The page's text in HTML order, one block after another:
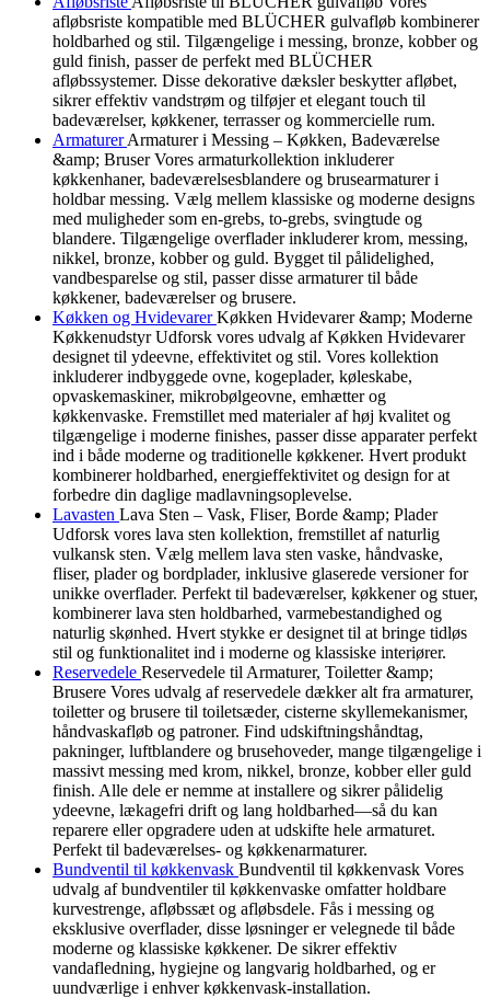
afløbsriste kompatible med BLÜCHER gulvafløb kombinerer
holdbarhed og stil. Tilgængelige i messing, bronze, kobber og
guld finish, passer de perfekt med BLÜCHER
afløbssystemer. Disse dekorative dæksler beskytter afløbet,
sikrer effektiv vandstrøm og tilføjer et elegant touch til
badeværelser, køkkener, terrasser og kommercielle rum.
ArmaturerArmaturer i Messing – Køkken, Badeværelse
&amp; Bruser Vores armaturkollektion inkluderer
køkkenhaner, badeværelsesblandere og brusearmaturer i
holdbar messing. Vælg mellem klassiske og moderne designs
med muligheder som en-grebs, to-grebs, svingtude og
blandere. Tilgængelige overflader inkluderer krom, messing,
nikkel, bronze, kobber og guld. Bygget til pålidelighed,
vandbesparelse og stil, passer disse armaturer til både
køkkener, badeværelser og brusere.
Køkken og HvidevarerKøkken Hvidevarer &amp; Moderne
Køkkenudstyr Udforsk vores udvalg af Køkken Hvidevarer
designet til ydeevne, effektivitet og stil. Vores kollektion
inkluderer indbyggede ovne, kogeplader, køleskabe,
opvaskemaskiner, mikrobølgeovne, emhætter og
køkkenvaske. Fremstillet med materialer af høj kvalitet og
tilgængelige i moderne finishes, passer disse apparater perfekt
ind i både moderne og traditionelle køkkener. Hvert produkt
kombinerer holdbarhed, energieffektivitet og design for at
forbedre din daglige madlavningsoplevelse.
Lavasten Lava Sten – Vask, Fliser, Borde &amp; Plader
Udforsk vores lava sten kollektion, fremstillet af naturlig
vulkansk sten. Vælg mellem lava sten vaske, håndvaske,
fliser, plader og bordplader, inklusive glaserede versioner for
unikke overflader. Perfekt til badeværelser, køkkener og stuer,
kombinerer lava sten holdbarhed, varmebestandighed og
naturlig skønhed. Hvert stykke er designet til at bringe tidløs
stil og funktionalitet ind i moderne og klassiske interiører.
Reservedele Reservedele til Armaturer, Toiletter &amp;
Brusere Vores udvalg af reservedele dækker alt fra armaturer,
toiletter og brusere til toiletsæder, cisterne skyllemekanismer,
håndvaskafløb og patroner. Find udskiftningshåndtag,
pakninger, luftblandere og brusehoveder, mange tilgængelige i
massivt messing med krom, nikkel, bronze, kobber eller guld
finish. Alle dele er nemme at installere og sikrer pålidelig
ydeevne, lækagefri drift og lang holdbarhed—så du kan
reparere eller opgradere uden at udskifte hele armaturet.
Perfekt til badeværelses- og køkkenarmaturer.
Bundventil til køkkenvask Bundventil til køkkenvask Vores
udvalg af bundventiler til køkkenvaske omfatter holdbare
kurvestrenge, afløbssæt og afløbsdele. Fås i messing og
eksklusive overflader, disse løsninger er velegnede til både
moderne og klassiske køkkener. De sikrer effektiv
vandafledning, hygiejne og langvarig holdbarhed, og er
uundværlige i enhver køkkenvask-installation.